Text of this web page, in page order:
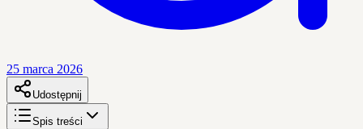
25 marca 2026
Udostępnij
Spis treści